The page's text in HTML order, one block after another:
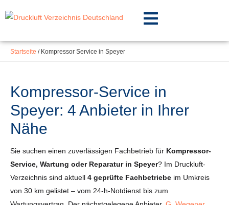
springen
Inhalt
Startseite / Kompressor Service in Speyer
Kompressor-Service in
Speyer: 4 Anbieter in Ihrer
Nähe
Sie suchen einen zuverlässigen Fachbetrieb für Kompressor-
Service, Wartung oder Reparatur in Speyer? Im Druckluft-
Verzeichnis sind aktuell 4 geprüfte Fachbetriebe im Umkreis
von 30 km gelistet – vom 24-h-Notdienst bis zum